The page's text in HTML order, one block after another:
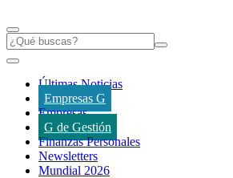
Últimas Noticias
Empresas G
Empresas
G de Gestión
Finanzas Personales
Newsletters
Mundial 2026